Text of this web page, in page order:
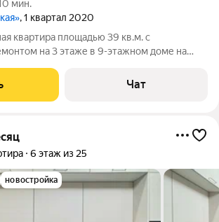
мин.
, 1 квартал 2020
квартира площадью 39 кв.м. с
на 3 этаже в 9-этажном доме на
Микроволновка Дом
Чат
6 этаж из 25
новостройка